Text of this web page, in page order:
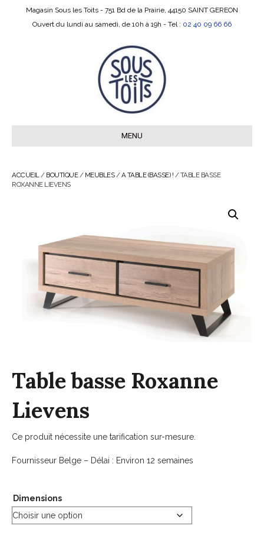
Magasin Sous les Toits - 751 Bd de la Prairie, 44150 SAINT GEREON
Ouvert du lundi au samedi, de 10h à 19h - Tel : 02 40 09 66 66
MENU
ACCUEIL/ BOUTIQUE/ MEUBLES/A TABLE (BASSE) ! / TABLE BASSE
ROXANNE LIEVENS
Table basse Roxanne
Lievens
Ce produit nécessite une tarification sur-mesure.
Fournisseur Belge – Délai : Environ 12 semaines
Dimensions